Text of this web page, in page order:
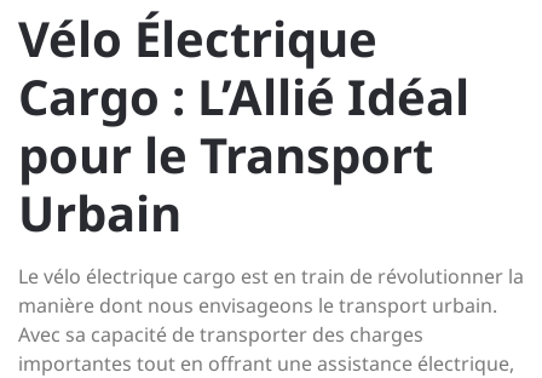
Vélo Électrique
Cargo : L’Allié Idéal
pour le Transport
Urbain
Le vélo électrique cargo est en train de révolutionner la
manière dont nous envisageons le transport urbain.
Avec sa capacité de transporter des charges
importantes tout en offrant une assistance électrique,